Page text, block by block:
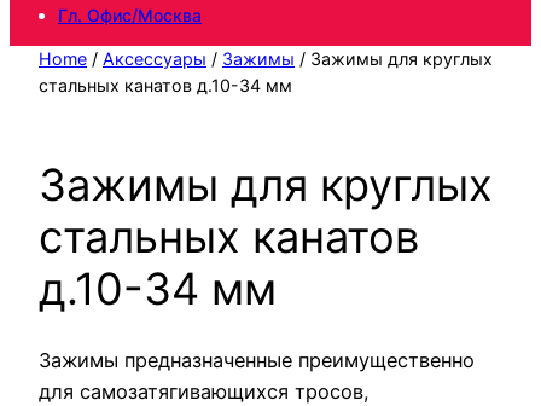
Гл. Офис/Москва
Home / Аксессуары / Зажимы / Зажимы для круглых
стальных канатов д.10-34 мм
Зажимы для круглых
стальных канатов
д.10-34 мм
Зажимы предназначенные преимущественно
для самозатягивающихся тросов,